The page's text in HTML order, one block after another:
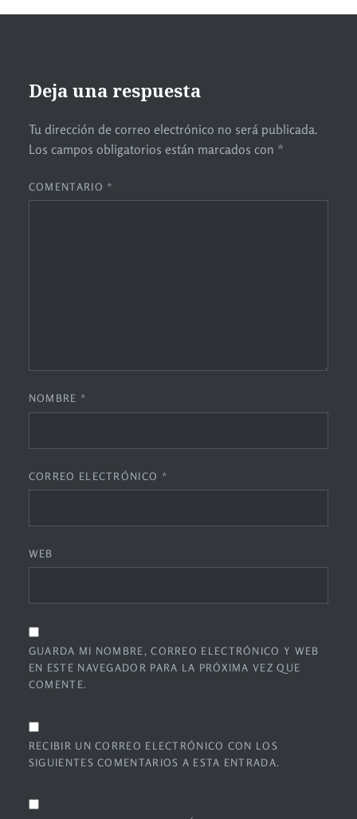
Deja una respuesta
Tu dirección de correo electrónico no será publicada.
Los campos obligatorios están marcados con *
COMENTARIO *
NOMBRE *
CORREO ELECTRÓNICO *
WEB
GUARDA MI NOMBRE, CORREO ELECTRÓNICO Y WEB
EN ESTE NAVEGADOR PARA LA PRÓXIMA VEZ QUE
COMENTE.
RECIBIR UN CORREO ELECTRÓNICO CON LOS
SIGUIENTES COMENTARIOS A ESTA ENTRADA.